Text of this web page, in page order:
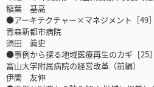
稲葉 基高
●アーキテクチャー×マネジメント［49］
青森新都市病院
須田 眞史
●事例から探る地域医療再生のカギ［25］
富山大学附属病院の経営改革（前編）
伊関 友伸